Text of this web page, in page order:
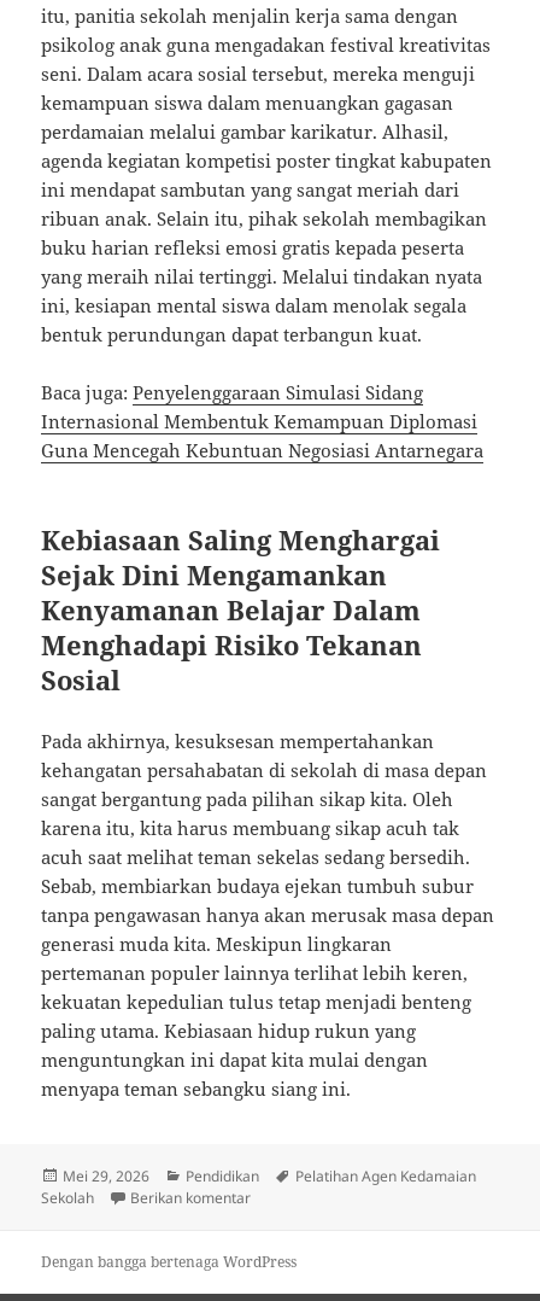
itu, panitia sekolah menjalin kerja sama dengan
psikolog anak guna mengadakan festival kreativitas
seni. Dalam acara sosial tersebut, mereka menguji
kemampuan siswa dalam menuangkan gagasan
perdamaian melalui gambar karikatur. Alhasil,
agenda kegiatan kompetisi poster tingkat kabupaten
ini mendapat sambutan yang sangat meriah dari
ribuan anak. Selain itu, pihak sekolah membagikan
buku harian refleksi emosi gratis kepada peserta
yang meraih nilai tertinggi. Melalui tindakan nyata
ini, kesiapan mental siswa dalam menolak segala
bentuk perundungan dapat terbangun kuat.
Baca juga:Penyelenggaraan Simulasi Sidang
Internasional Membentuk Kemampuan Diplomasi
Guna Mencegah Kebuntuan Negosiasi Antarnegara
Kebiasaan Saling Menghargai
Sejak Dini Mengamankan
Kenyamanan Belajar Dalam
Menghadapi Risiko Tekanan
Sosial
Pada akhirnya, kesuksesan mempertahankan
kehangatan persahabatan di sekolah di masa depan
sangat bergantung pada pilihan sikap kita. Oleh
karena itu, kita harus membuang sikap acuh tak
acuh saat melihat teman sekelas sedang bersedih.
Sebab, membiarkan budaya ejekan tumbuh subur
tanpa pengawasan hanya akan merusak masa depan
generasi muda kita. Meskipun lingkaran
pertemanan populer lainnya terlihat lebih keren,
kekuatan kepedulian tulus tetap menjadi benteng
paling utama. Kebiasaan hidup rukun yang
menguntungkan ini dapat kita mulai dengan
menyapa teman sebangku siang ini.
Diposkan
pada
Mei 29, 2026 Kategori
Pendidikan Tag
Pelatihan Agen Kedamaian
Sekolah
Berikan komentaruntuk Pelatihan Agen Kedamaian
Dengan bangga bertenaga WordPress